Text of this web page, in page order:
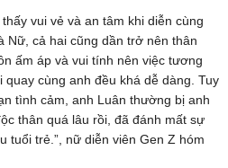
vui vẻ và an tâm khi diễn cùng
Nữ, cả hai cũng dần trở nên thân
ấm áp và vui tính nên việc tương
cùng anh đều khá dễ dàng. Tuy
tình cảm, anh Luân thường bị anh
thân quá lâu rồi, đã đánh mất sự
tuổi trẻ.”, nữ diễn viên Gen Z hóm